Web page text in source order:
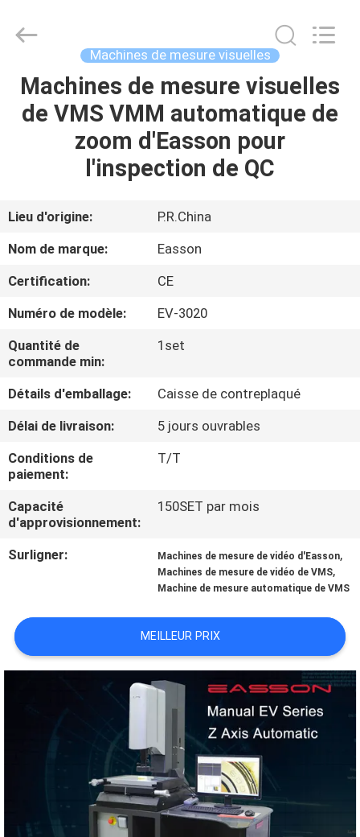
MAISON
PRODUITS
PROPOS
DE
NOUS
VISITE
DE
CONTRÔLE
QUALITÉ
CONTACTEZ-
NOUS
CAS
PRIVACY
POLICY
Technology
Reserved.
Machines de mesure visuelles
Machines de mesure visuelles
de VMS VMM automatique de
zoom d'Easson pour
l'inspection de QC
Lieu d'origine:
P.R.China
Nom de marque:
Easson
Certification:
CE
Numéro de modèle:
EV-3020
Quantité de
commande min:
1set
Détails d'emballage:
Caisse de contreplaqué
Délai de livraison:
5 jours ouvrables
Conditions de
paiement:
T/T
Capacité
d'approvisionnement:
150SET par mois
Surligner: Machines de mesure de vidéo d'Easson,
Machines de mesure de vidéo de VMS,
Machine de mesure automatique de VMS
MEILLEUR PRIX